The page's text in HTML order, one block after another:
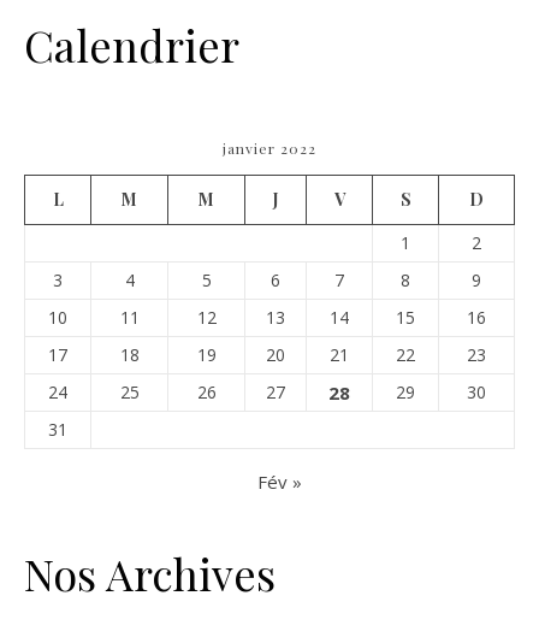
Calendrier
janvier 2022
L M M J V S
D
1
2
3
4 5 6 7 8
9
10
11 12 13 14 15
16
17
18 19 20 21 22
23
24
25 26 27 28 29
30
31
Fév »
Nos Archives